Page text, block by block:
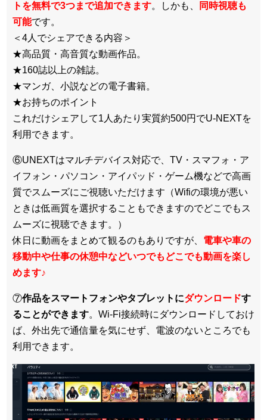
トを無料で3つまで追加できます。しかも、
同時視聴も
可能です。
＜4人でシェアできる内容＞
★高品質・高音質な動画作品。
★160誌以上の雑誌。
★マンガ、小説などの電子書籍。
★お持ちのポイント
これだけシェアして1人あたり実質約500円でU-NEXTを
利用できます。
⑥UNEXTはマルチデバイス対応で、TV・スマフォ・ア
イフォン・パソコン・アイパッド・ゲーム機などで高画
質でスムーズにご視聴いただけます（Wifiの環境が悪い
ときは低画質を選択することもできますのでどこでもス
ムーズに視聴できます。）
休日に動画をまとめて観るのもありですが、 電車や車の
移動中や仕事の休憩中などいつでもどこでも動画を楽し
めます♪
⑦作品をスマートフォンやタブレットにダウンロードす
ることができます。Wi-Fi接続時にダウンロードしておけ
ば、外出先で通信量を気にせず、電波のないところでも
利用できます。